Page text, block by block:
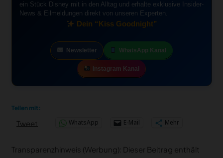
ein Stück Disney mit in den Alltag und erhalte exklusive Insider-
News & Eilmeldungen direkt von unseren Experten.
Dein “Kiss Goodnight”
Newsletter WhatsApp Kanal
Instagram Kanal
Teilen mit:
Tweet WhatsApp E-Mail Mehr
Transparenzhinweis (Werbung): Dieser Beitrag enthält